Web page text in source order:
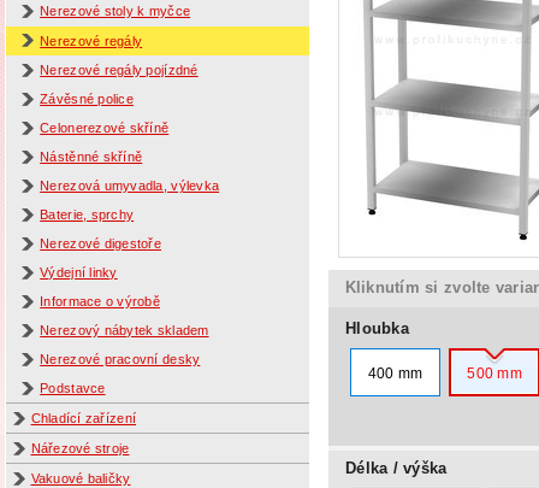
Nerezové stoly k myčce
Nerezové regály
Nerezové regály pojízdné
Závěsné police
Celonerezové skříně
Nástěnné skříně
Nerezová umyvadla, výlevka
Baterie, sprchy
Nerezové digestoře
Výdejní linky
Informace o výrobě
Nerezový nábytek skladem
Nerezové pracovní desky
Podstavce
Chladící zařízení
Nářezové stroje
Vakuové baličky
Kliknutím si zvolte
Hloubka
400 mm 500 mm
Délka / výška